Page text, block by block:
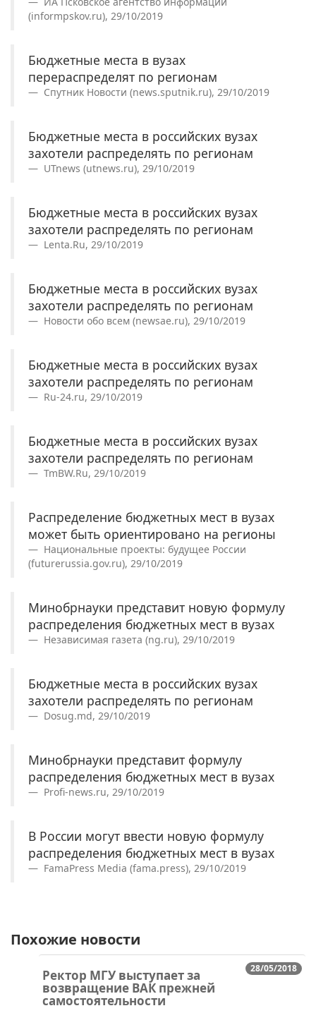
(informpskov.ru), 29/10/2019
Бюджетные места в вузах
перераспределят по регионам
Спутник Новости (news.sputnik.ru), 29/10/2019
Бюджетные места в российских вузах
захотели распределять по регионам
UTnews (utnews.ru), 29/10/2019
Бюджетные места в российских вузах
захотели распределять по регионам
Lenta.Ru, 29/10/2019
Бюджетные места в российских вузах
захотели распределять по регионам
Новости обо всем (newsae.ru), 29/10/2019
Бюджетные места в российских вузах
захотели распределять по регионам
Ru-24.ru, 29/10/2019
Бюджетные места в российских вузах
захотели распределять по регионам
TmBW.Ru, 29/10/2019
Распределение бюджетных мест в вузах
может быть ориентировано на регионы
Национальные проекты: будущее России
(futurerussia.gov.ru), 29/10/2019
Минобрнауки представит новую формулу
распределения бюджетных мест в вузах
Независимая газета (ng.ru), 29/10/2019
Бюджетные места в российских вузах
захотели распределять по регионам
Dosug.md, 29/10/2019
Минобрнауки представит формулу
распределения бюджетных мест в вузах
Profi-news.ru, 29/10/2019
В России могут ввести новую формулу
распределения бюджетных мест в вузах
FamaPress Media (fama.press), 29/10/2019
Похожие новости
28/05/2018
Ректор МГУ выступает за
возвращение ВАК прежней
самостоятельности